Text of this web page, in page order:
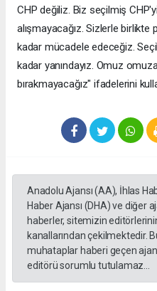
CHP değiliz. Biz seçilmiş
alışmayacağız. Sizlerle
kadar mücadele edeceğiz.
kadar yanındayız. Omuz
bırakmayacağız" ifadelerini
Anadolu Ajansı (AA), İhlas
Haber Ajansı (DHA) ve diğer
haberler, sitemizin
kanallarından çekilmektedir.
muhataplar haberi geçen
editörü sorumlu tutulamaz...